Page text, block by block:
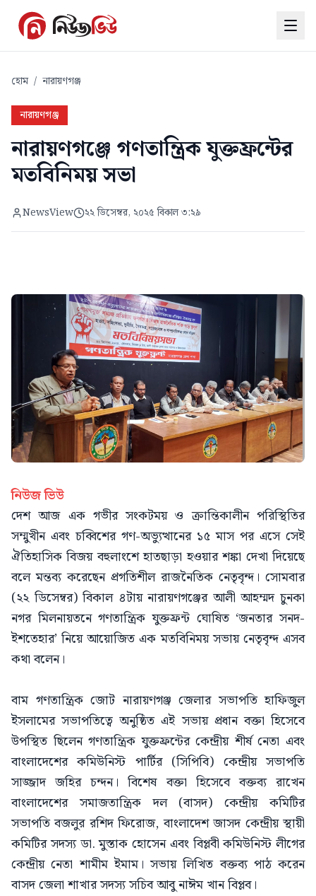
হোম / নারায়ণগঞ্জ
নারায়ণগঞ্জ
নারায়ণগঞ্জে গণতান্ত্রিক যুক্তফ্রন্টের
মতবিনিময় সভা
NewsView ২২ ডিসেম্বর, ২০২৫ বিকাল ৩:২৯
নিউজ ভিউ
দেশ আজ এক গভীর সংকটময় ও ক্রান্তিকালীন পরিস্থিতির
সম্মুখীন এবং চব্বিশের গণ-অভ্যুত্থানের ১৫ মাস পর এসে সেই
ঐতিহাসিক বিজয় বহুলাংশে হাতছাড়া হওয়ার শঙ্কা দেখা দিয়েছে
বলে মন্তব্য করেছেন প্রগতিশীল রাজনৈতিক নেতৃবৃন্দ। সোমবার
(২২ ডিসেম্বর) বিকাল ৪টায় নারায়ণগঞ্জের আলী আহম্মদ চুনকা
নগর মিলনায়তনে গণতান্ত্রিক যুক্তফ্রন্ট ঘোষিত ‘জনতার সনদ-
ইশতেহার’ নিয়ে আয়োজিত এক মতবিনিময় সভায় নেতৃবৃন্দ এসব
কথা বলেন।
বাম গণতান্ত্রিক জোট নারায়ণগঞ্জ জেলার সভাপতি হাফিজুল
ইসলামের সভাপতিত্বে অনুষ্ঠিত এই সভায় প্রধান বক্তা হিসেবে
উপস্থিত ছিলেন গণতান্ত্রিক যুক্তফ্রন্টের কেন্দ্রীয় শীর্ষ নেতা এবং
বাংলাদেশের কমিউনিস্ট পার্টির (সিপিবি) কেন্দ্রীয় সভাপতি
সাজ্জাদ জহির চন্দন। বিশেষ বক্তা হিসেবে বক্তব্য রাখেন
বাংলাদেশের সমাজতান্ত্রিক দল (বাসদ) কেন্দ্রীয় কমিটির
সভাপতি বজলুর রশিদ ফিরোজ, বাংলাদেশ জাসদ কেন্দ্রীয় স্থায়ী
কমিটির সদস্য ডা. মুস্তাক হোসেন এবং বিপ্লবী কমিউনিস্ট লীগের
কেন্দ্রীয় নেতা শামীম ইমাম। সভায় লিখিত বক্তব্য পাঠ করেন
বাসদ জেলা শাখার সদস্য সচিব আবু নাঈম খান বিপ্লব।